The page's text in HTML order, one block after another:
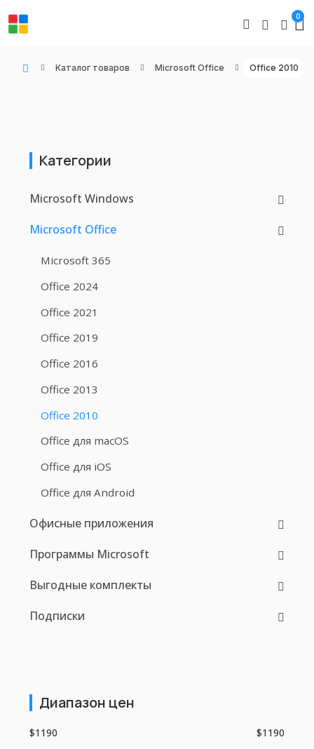
0
Каталог товаров Microsoft Office Office 2010
Категории
Microsoft Windows
Microsoft Office
Microsoft 365
Office 2024
Office 2021
Office 2019
Office 2016
Office 2013
Office 2010
Office для macOS
Office для iOS
Office для Android
Офисные приложения
Программы Microsoft
Выгодные комплекты
Подписки
Диапазон цен
$1190 $1190